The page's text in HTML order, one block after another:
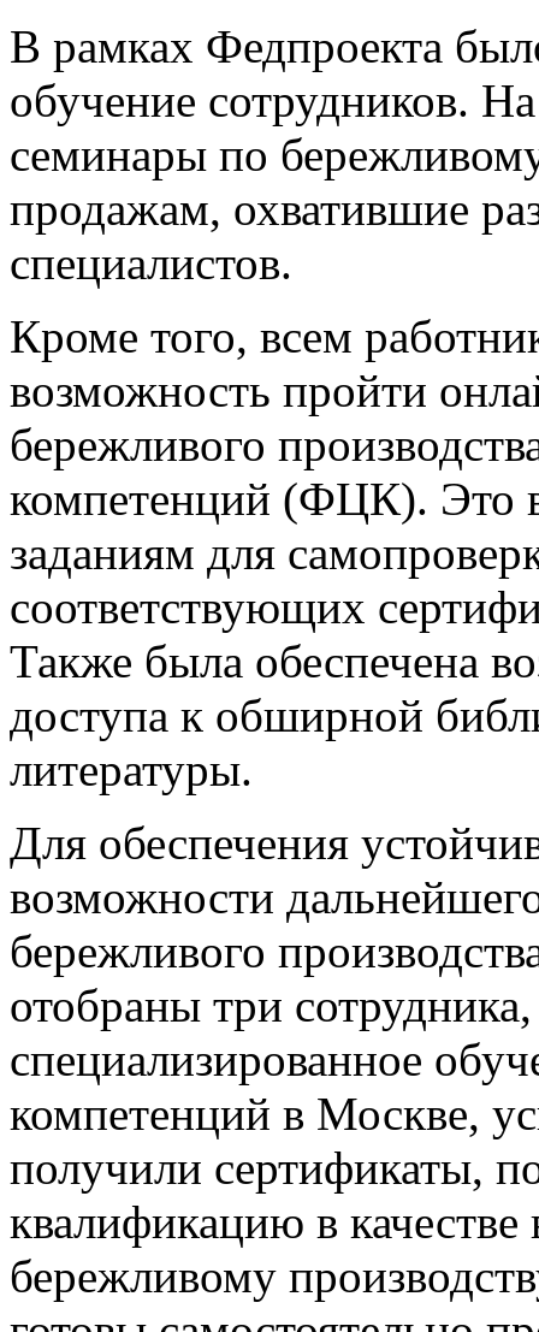
В рамках Федпроекта
обучение сотрудников.
семинары по
продажам, охватившие
специалистов.
Кроме того, всем
возможность пройти
бережливого
компетенций (ФЦК). Это
заданиям для
соответствующих
Также была обеспечена
доступа к обширной
литературы.
Для обеспечения
возможности
бережливого
отобраны три
специализированное
компетенций в Москве,
получили сертификаты,
квалификацию в
бережливому